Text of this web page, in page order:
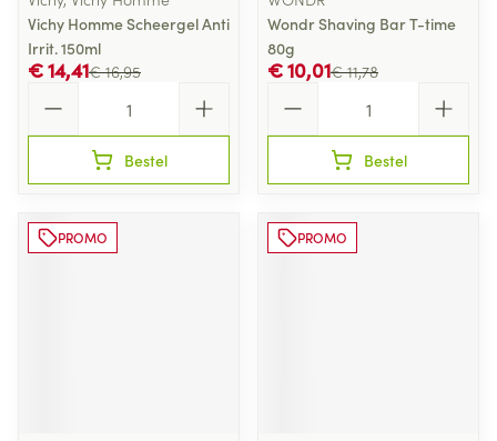
Vichy Homme Scheergel Anti
Irrit. 150ml
€ 16,95
€ 14,41
Bestel
Wondr Shaving Bar T-time
80g
€ 11,78
€ 10,01
Bestel
PROMO PROMO